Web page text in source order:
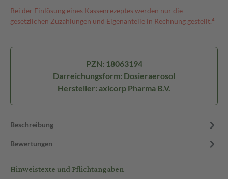
Bei der Einlösung eines Kassenrezeptes werden nur die
gesetzlichen Zuzahlungen und Eigenanteile in Rechnung gestellt.⁴
PZN: 18063194
Darreichungsform: Dosieraerosol
Hersteller: axicorp Pharma B.V.
Beschreibung
Bewertungen
Hinweistexte und Pflichtangaben